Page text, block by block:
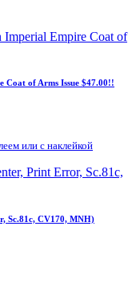
Coat of Arms Issue $47.00!!
или с наклейкой
Sc.81c, CV170, MNH)